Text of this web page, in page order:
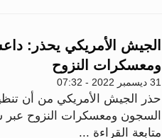
الجيش الأمريكي يحذر:
ومعسكرات النزوح
31 ديسمبر 2022 - 07:32
حذر الجيش الأمريكي من أن
السجون ومعسكرات النزوح عبر
متابعة القراءة ...